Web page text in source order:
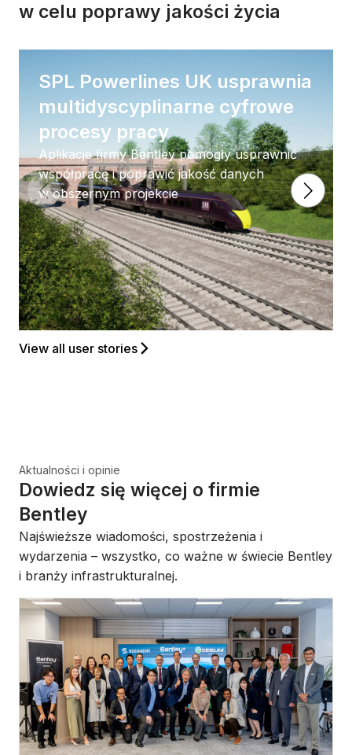
w celu poprawy jakości życia
SPL Powerlines UK usprawnia
multidyscyplinarne cyfrowe
procesy pracy
Aplikacje firmy Bentley pomogły usprawnić
współpracę i poprawić jakość danych
w obszernym projekcie
View all user stories
Aktualności i opinie
Dowiedz się więcej o firmie
Bentley
Najświeższe wiadomości, spostrzeżenia i
wydarzenia – wszystko, co ważne w świecie Bentley
i branży infrastrukturalnej.